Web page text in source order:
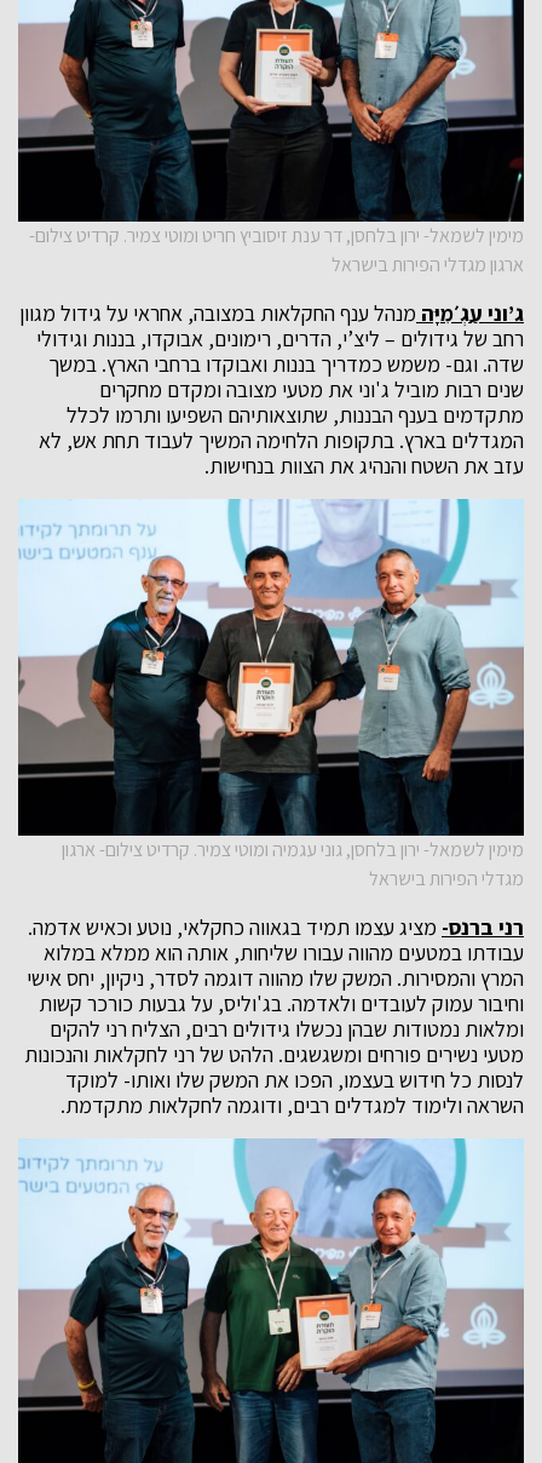
מימין לשמאל- ירון בלחסן, דר ענת זיסוביץ חריט ומוטי צמיר. קרדיט צילום-
ארגון מגדלי הפירות בישראל
ג’וני עַגְ׳מִיָּה מנהל ענף החקלאות במצובה, אחראי על גידול מגוון
רחב של גידולים – ליצ’י, הדרים, רימונים, אבוקדו, בננות וגידולי
שדה. וגם- משמש כמדריך בננות ואבוקדו ברחבי הארץ. במשך
שנים רבות מוביל ג'וני את מטעי מצובה ומקדם מחקרים
מתקדמים בענף הבננות, שתוצאותיהם השפיעו ותרמו לכלל
המגדלים בארץ. בתקופות הלחימה המשיך לעבוד תחת אש, לא
עזב את השטח והנהיג את הצוות בנחישות.
מימין לשמאל- ירון בלחסן, גוני עגמיה ומוטי צמיר. קרדיט צילום- ארגון
מגדלי הפירות בישראל
רני ברנס- מציג עצמו תמיד בגאווה כחקלאי, נוטע וכאיש אדמה.
עבודתו במטעים מהווה עבורו שליחות, אותה הוא ממלא במלוא
המרץ והמסירות. המשק שלו מהווה דוגמה לסדר, ניקיון, יחס אישי
וחיבור עמוק לעובדים ולאדמה. בג'וליס, על גבעות כורכר קשות
ומלאות נמטודות שבהן נכשלו גידולים רבים, הצליח רני להקים
מטעי נשירים פורחים ומשגשגים. הלהט של רני לחקלאות והנכונות
לנסות כל חידוש בעצמו, הפכו את המשק שלו ואותו- למוקד
השראה ולימוד למגדלים רבים, ודוגמה לחקלאות מתקדמת.